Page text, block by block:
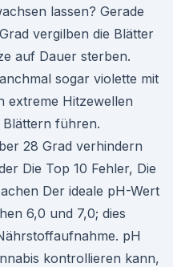
lassen? Gerade
vergilben die Blätter
auf Dauer sterben.
sogar violette mit
extreme Hitzewellen
führen.
28 Grad verhindern
Die Top 10 Fehler, Die
Der ideale pH-Wert
6,0 und 7,0; dies
pH
kontrollieren kann,